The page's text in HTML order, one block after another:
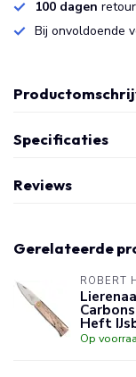
100 dagen
Bij onvoldoende
Specificaties
Reviews
Gerelateerde
ROBERT
Heft
Op